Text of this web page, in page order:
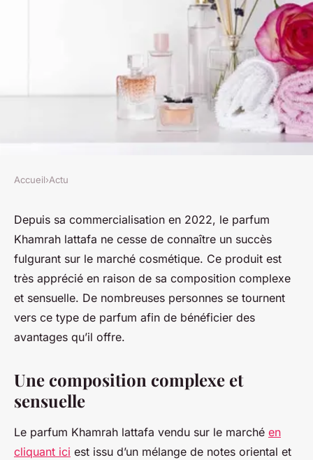
Quels sont les avantages
d'opter pour le parfum
Khamrah lattafa ?
Léa•16 janvier 2024•2 min de lecture
Accueil›Actu
Depuis sa commercialisation en 2022, le parfum
Khamrah lattafa ne cesse de connaître un succès
fulgurant sur le marché cosmétique. Ce produit est
très apprécié en raison de sa composition complexe
et sensuelle. De nombreuses personnes se tournent
vers ce type de parfum afin de bénéficier des
avantages qu’il offre.
Une composition complexe et
sensuelle
Le parfum Khamrah lattafa vendu sur le marché en
cliquant ici est issu d’un mélange de notes oriental et